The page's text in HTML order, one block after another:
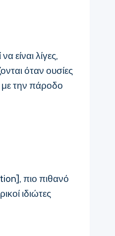
είναι λίγες,
όταν ουσίες
την πάροδο
πιο πιθανό
ιδιώτες